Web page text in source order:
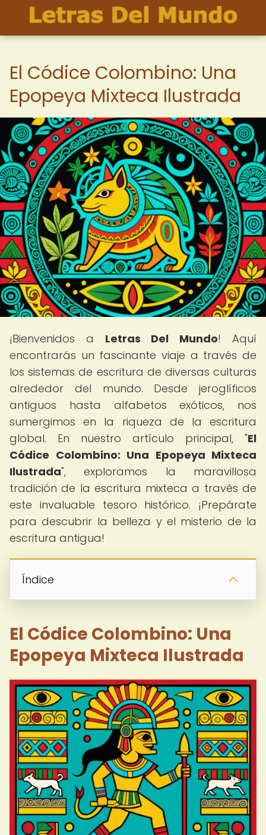
El Códice Colombino: Una
Epopeya Mixteca Ilustrada
¡Bienvenidos a Letras Del Mundo! Aquí
encontrarás un fascinante viaje a través de
los sistemas de escritura de diversas culturas
alrededor del mundo. Desde jeroglíficos
antiguos hasta alfabetos exóticos, nos
sumergimos en la riqueza de la escritura
global. En nuestro artículo principal, "El
Códice Colombino: Una Epopeya Mixteca
Ilustrada", exploramos la maravillosa
tradición de la escritura mixteca a través de
este invaluable tesoro histórico. ¡Prepárate
para descubrir la belleza y el misterio de la
escritura antigua!
Índice
El Códice Colombino: Una
Epopeya Mixteca Ilustrada